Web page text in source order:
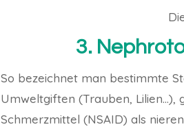
3.
So bezeichnet man bestimmte
Umweltgiften (Trauben,
Schmerzmittel (NSAID) als